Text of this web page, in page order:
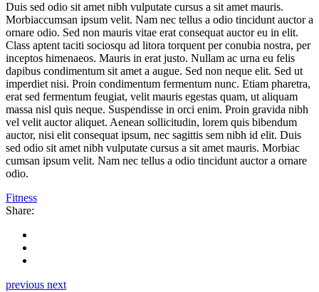
Duis sed odio sit amet nibh vulputate cursus a sit amet mauris.
Morbiaccumsan ipsum velit. Nam nec tellus a odio tincidunt auctor a
ornare odio. Sed non mauris vitae erat consequat auctor eu in elit.
Class aptent taciti sociosqu ad litora torquent per conubia nostra, per
inceptos himenaeos. Mauris in erat justo. Nullam ac urna eu felis
dapibus condimentum sit amet a augue. Sed non neque elit. Sed ut
imperdiet nisi. Proin condimentum fermentum nunc. Etiam pharetra,
erat sed fermentum feugiat, velit mauris egestas quam, ut aliquam
massa nisl quis neque. Suspendisse in orci enim. Proin gravida nibh
vel velit auctor aliquet. Aenean sollicitudin, lorem quis bibendum
auctor, nisi elit consequat ipsum, nec sagittis sem nibh id elit. Duis
sed odio sit amet nibh vulputate cursus a sit amet mauris. Morbiac
cumsan ipsum velit. Nam nec tellus a odio tincidunt auctor a ornare
odio.
Fitness
Share:
previous next